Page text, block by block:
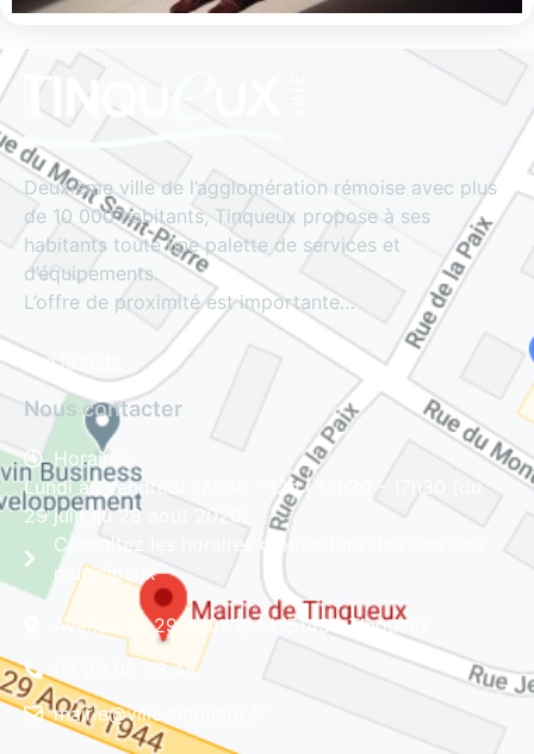
Deuxième ville de l’agglomération rémoise avec plus
de 10 000 habitants, Tinqueux propose à ses
habitants toute une palette de services et
d’équipements.
L’offre de proximité est importante…
Lire la suite
Nous contacter
Horaires
Lundi au vendredi : 8h30 - 12h | 13h30 - 17h30 (du
29 juin au 28 août 2026)
Consultez les horaires d'ouverture des services
municipaux
Avenue du 29 Août 1944, 51430 Tinqueux
03 26 08 23 45
mairie@ville-tinqueux.fr